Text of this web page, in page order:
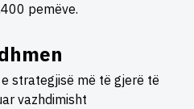
pemëve.
strategjisë më të gjerë të
vazhdimisht